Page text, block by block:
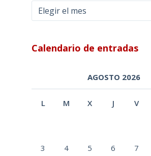
Archivos
Calendario de entradas
AGOSTO 2026
L M X J V
3 4 5 6 7